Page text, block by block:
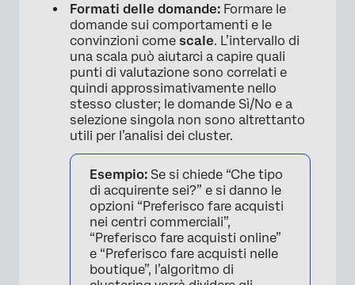
Formati delle domande: Formare le
domande sui comportamenti e le
convinzioni come scale. L’intervallo di
una scala può aiutarci a capire quali
punti di valutazione sono correlati e
quindi approssimativamente nello
stesso cluster; le domande Sì/No e a
selezione singola non sono altrettanto
utili per l’analisi dei cluster.
Esempio: Se si chiede “Che tipo
di acquirente sei?” e si danno le
opzioni “Preferisco fare acquisti
nei centri commerciali”,
“Preferisco fare acquisti online”
e “Preferisco fare acquisti nelle
boutique”, l’algoritmo di